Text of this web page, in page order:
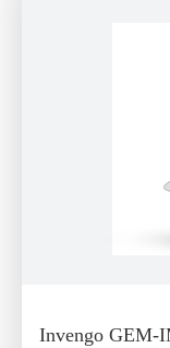
Invengo GEM-